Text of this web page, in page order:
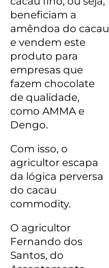
beneficiam a
amêndoa do cacau
e vendem este
produto para
empresas que
fazem chocolate
de qualidade,
como AMMA e
Dengo.
Com isso, o
agricultor escapa
da lógica perversa
do cacau
commodity.
O agricultor
Fernando dos
Santos, do